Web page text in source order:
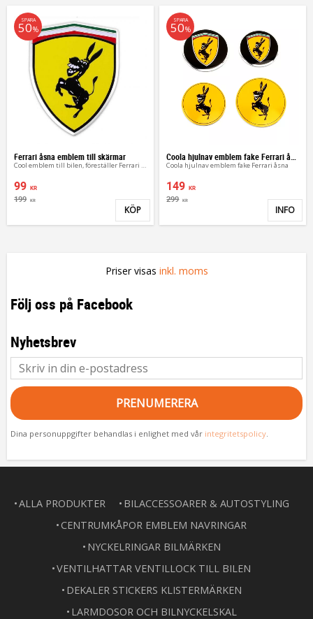
Ferrari åsna emblem till skärmar
Cool emblem till bilen, föreställer Ferrari med åsna
99 KR
199 KR
SPARA
50%
Lägg till i favoriter
KÖP
Coola hjulnav emblem fake Ferrari åsna
149 KR
299 KR
SPARA
50%
INFO
Priser visas inkl. moms
Följ oss på Facebook
Nyhetsbrev
PRENUMERERA
Dina personuppgifter behandlas i enlighet med vår integritetspolicy
ALLA PRODUKTER
BILACCESSOARER & AUTOSTYLING
CENTRUMKÅPOR EMBLEM NAVRINGAR
NYCKELRINGAR BILMÄRKEN
VENTILHATTAR VENTILLOCK TILL BILEN
DEKALER STICKERS KLISTERMÄRKEN
LARMDOSOR OCH BILNYCKELSKAL